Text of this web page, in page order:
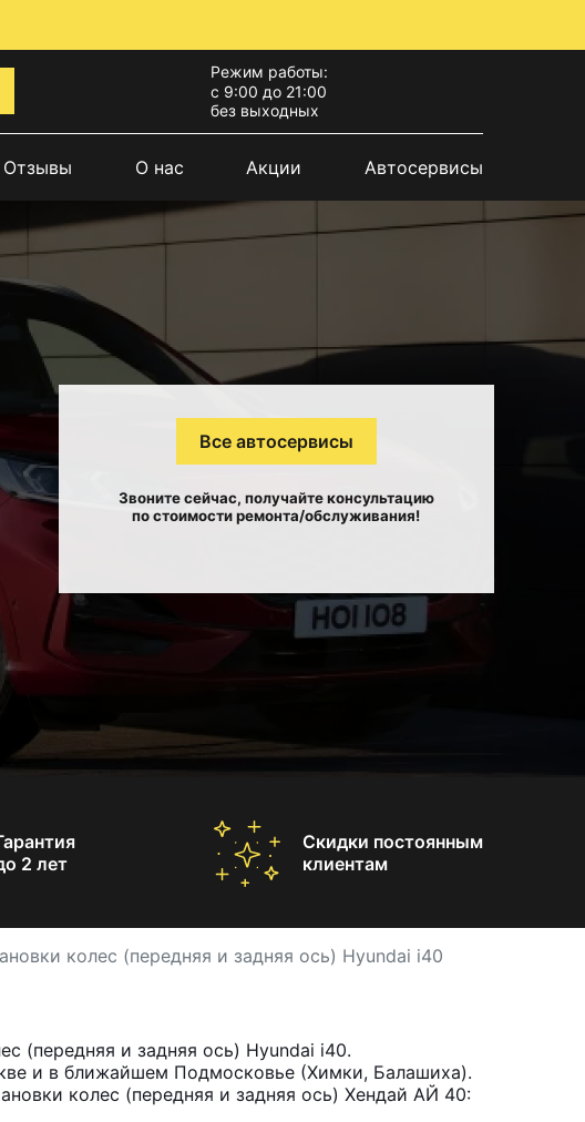
Режим работы:
с 9:00 до 21:00
без выходных
Отзывы О нас Акции Автосервисы
Все автосервисы
Звоните сейчас, получайте консультацию
по стоимости ремонта/обслуживания!
2 лет
Скидки постоянным
клиентам
колес (передняя и задняя ось) Hyundai i40
(передняя и задняя ось) Hyundai i40.
и в ближайшем Подмосковье (Химки, Балашиха).
колес (передняя и задняя ось) Хендай АЙ 40: